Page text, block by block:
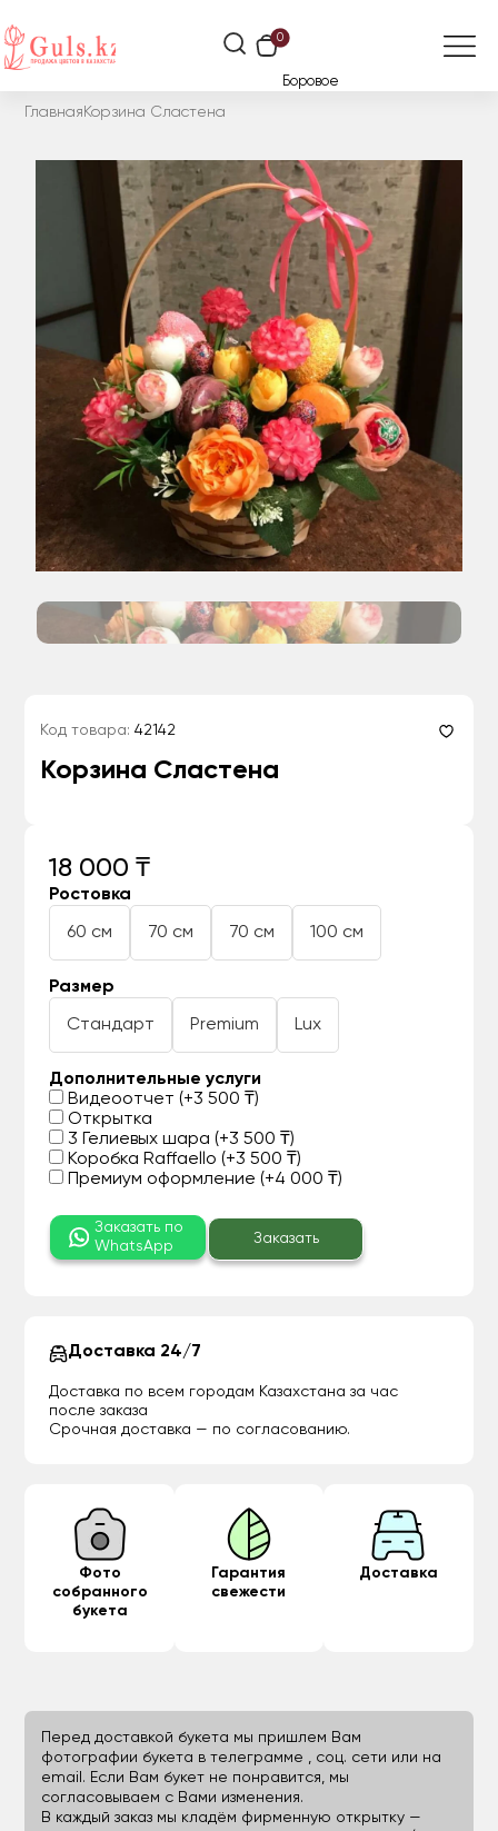
0
Боровое
Главная Корзина Сластена
Код товара: 42142
Корзина Сластена
18 000 ₸
Ростовка
60 см 70 см 70 см 100 см
Размер
Стандарт Premium Lux
Дополнительные услуги
Видеоотчет (+3 500 ₸)
Открытка
3 Гелиевых шара (+3 500 ₸)
Коробка Raffaello (+3 500 ₸)
Премиум оформление (+4 000 ₸)
Заказать по
WhatsApp
Заказать
Доставка 24/7
Доставка по всем городам Казахстана за час
после заказа
Срочная доставка — по согласованию.
Фото
собранного
букета
Гарантия
свежести
Доставка
Перед доставкой букета мы пришлем Вам
фотографии букета в телеграмме , соц. сети или на
email. Если Вам букет не понравится, мы
согласовываем с Вами изменения.
В каждый заказ мы кладём фирменную открытку —